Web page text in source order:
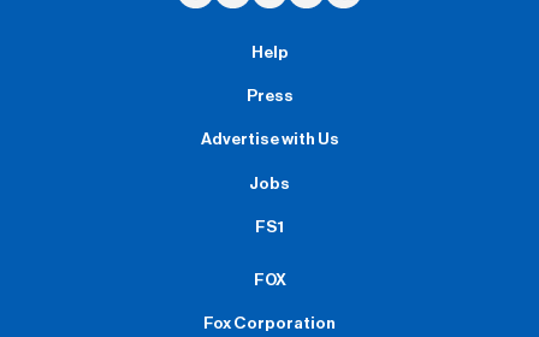
Help
Press
Advertise with Us
Jobs
FS1
FOX
Fox Corporation